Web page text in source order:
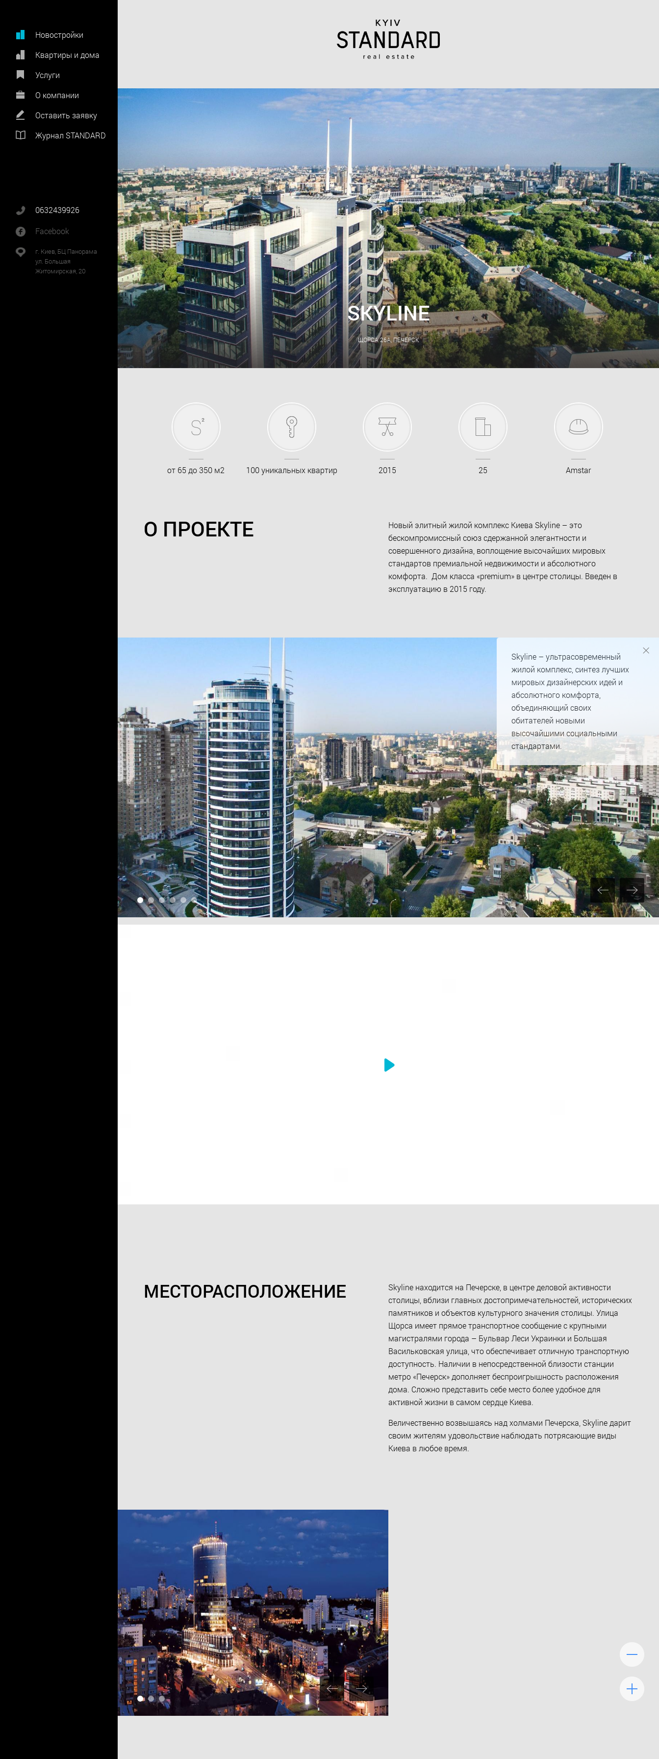
Новостройки
Квартиры и дома
Услуги
О компании
Оставить заявку
Журнал STANDARD
0632439926
Facebook
г. Киев, БЦ Панорама
ул. Большая
Житомирская, 20
SKYLINE
ЩОРСА 26А, ПЕЧЕРСК
от 65 до 350 м2 100 уникальных квартир 2015 25 Amstar
О ПРОЕКТЕ
Новый элитный жилой комплекс Киева Skyline – это
бескомпромиссный союз сдержанной элегантности и
совершенного дизайна, воплощение высочайших мировых
стандартов премиальной недвижимости и абсолютного
комфорта. Дом класса «premium» в центре столицы. Введен в
эксплуатацию в 2015 году.
Skyline – ультрасовременный
жилой комплекс, синтез лучших
мировых дизайнерских идей и
абсолютного комфорта,
объединяющий своих
обитателей новыми
высочайшими социальными
стандартами.
МЕСТОРАСПОЛОЖЕНИЕ
Skyline находится на Печерске, в центре деловой активности
столицы, вблизи главных достопримечательностей, исторических
памятников и объектов культурного значения столицы. Улица
Щорса имеет прямое транспортное сообщение с крупными
магистралями города – Бульвар Леси Украинки и Большая
Васильковская улица, что обеспечивает отличную транспортную
доступность. Наличии в непосредственной близости станции
метро «Печерск» дополняет беспроигрышность расположения
дома. Сложно представить себе место более удобное для
активной жизни в самом сердце Киева.
Величественно возвышаясь над холмами Печерска, Skyline дарит
своим жителям удовольствие наблюдать потрясающие виды
Киева в любое время.